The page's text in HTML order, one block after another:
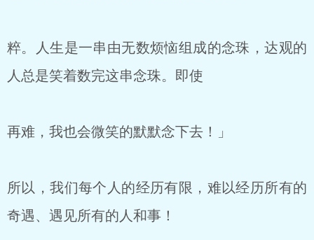
粹。人生是一串由无数烦恼组成的念珠，达观的
人总是笑着数完这串念珠。即使
再难，我也会微笑的默默念下去！」
所以，我们每个人的经历有限，难以经历所有的
奇遇、遇见所有的人和事！